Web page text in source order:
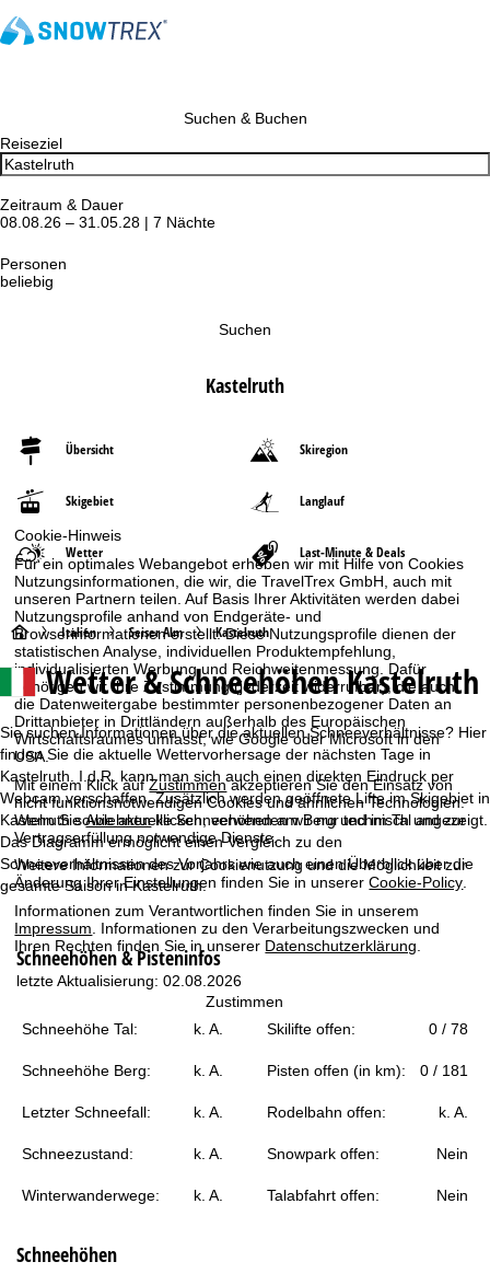
Cookie-Hinweis
Für ein optimales Webangebot erheben wir mit Hilfe von Cookies
Nutzungsinformationen, die wir, die TravelTrex GmbH, auch mit
unseren Partnern teilen. Auf Basis Ihrer Aktivitäten werden dabei
Nutzungsprofile anhand von Endgeräte- und
Browserinformationen erstellt. Diese Nutzungsprofile dienen der
statistischen Analyse, individuellen Produktempfehlung,
individualisierten Werbung und Reichweitenmessung. Dafür
benötigen wir Ihre Zustimmung (jederzeit widerrufbar), die auch
die Datenweitergabe bestimmter personenbezogener Daten an
Drittanbieter in Drittländern außerhalb des Europäischen
Wirtschaftsraumes umfasst, wie Google oder Microsoft in den
USA.
Mit einem Klick aufZustimmenakzeptieren Sie den Einsatz von
nicht funktionsnotwendigen Cookies und ähnlichen Technologien.
Wenn SieAblehnenklicken, verwenden wir nur technisch und zur
Vertragserfüllung notwendige Dienste.
Weitere Informationen zur Cookienutzung und die Möglichkeit zur
Änderung Ihrer Einstellungen finden Sie in unsererCookie-Policy
Informationen zum Verantwortlichen finden Sie in unserem
Impressum . Informationen zu den Verarbeitungszwecken und
Ihren Rechten finden Sie in unserer Datenschutzerklärung
Zustimmen
Suchen & Buchen
Reiseziel
Zeitraum & Dauer
08.08.26 – 31.05.28 | 7 Nächte
Personen
beliebig
Suchen
Kastelruth
Übersicht Skiregion
Skigebiet Langlauf
Wetter Last-Minute & Deals
S
t
a
r
t
i
t
e
Italien Seiser Alm Kastelruth
Wetter & Schneehöhen Kastelruth
Sie suchen Informationen über die aktuellen Schneeverhältnisse? Hier
finden Sie die aktuelle Wettervorhersage der nächsten Tage in
Kastelruth. I.d.R. kann man sich auch einen direkten Eindruck per
Webcam verschaffen. Zusätzlich werden geöffnete Lifte im Skigebiet in
Kastelruth sowie aktuelle Schneehöhen am Berg und im Tal angezeigt.
Das Diagramm ermöglicht einen Vergleich zu den
Schneeverhältnissen des Vorjahrs wie auch einen Überblick über die
gesamte Saison in Kastelruth.
Schneehöhen & Pisteninfos
letzte Aktualisierung: 02.08.2026
Schneehöhe Tal: k. A. Skilifte offen: 0 / 78
Schneehöhe Berg: k. A. Pisten offen (in km): 0 / 181
Letzter Schneefall: k. A. Rodelbahn offen: k. A.
Schneezustand: k. A. Snowpark offen: Nein
Winterwanderwege: k. A. Talabfahrt offen: Nein
Schneehöhen